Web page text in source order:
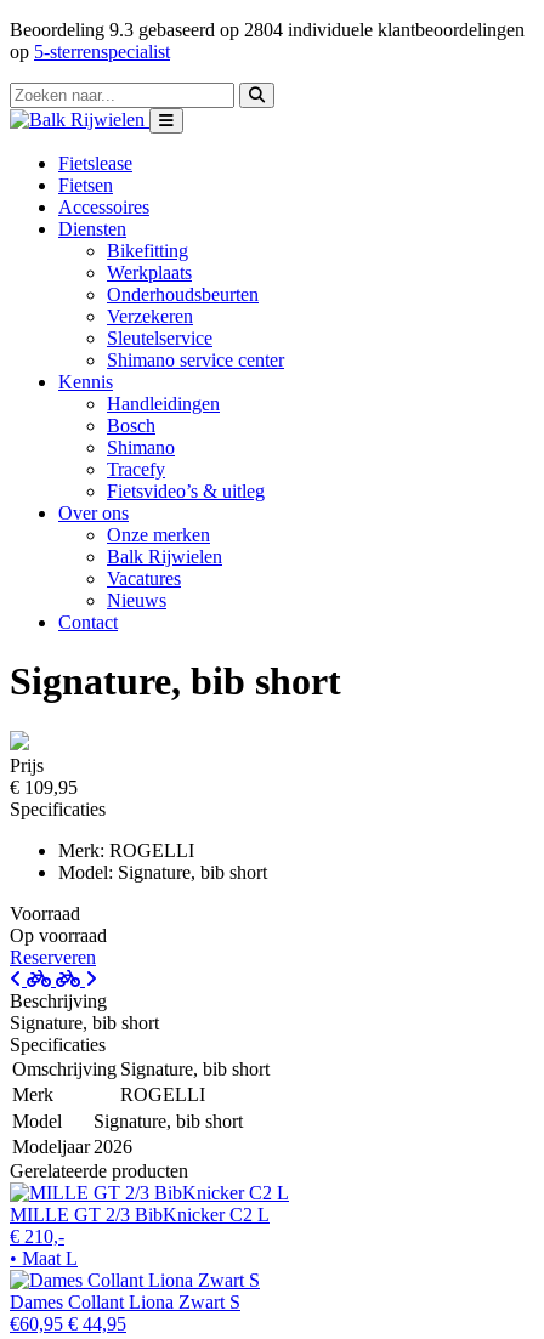
Beoordeling 9.3 gebaseerd op 2804 individuele klantbeoordelingen
op 5-sterrenspecialist
Fietslease
Fietsen
Accessoires
Diensten
Bikefitting
Werkplaats
Onderhoudsbeurten
Verzekeren
Sleutelservice
Shimano service center
Kennis
Handleidingen
Bosch
Shimano
Tracefy
Fietsvideo’s & uitleg
Over ons
Onze merken
Balk Rijwielen
Vacatures
Nieuws
Contact
Signature, bib short
Prijs
€ 109,95
Specificaties
Merk: ROGELLI
Model: Signature, bib short
Voorraad
Op voorraad
Reserveren
Beschrijving
Signature, bib short
Specificaties
Omschrijving Signature, bib short
Merk
ROGELLI
Model
Signature, bib short
Modeljaar 2026
Gerelateerde producten
MILLE GT 2/3 BibKnicker C2 L
€ 210,-
• Maat L
Dames Collant Liona Zwart S
€60,95 € 44,95